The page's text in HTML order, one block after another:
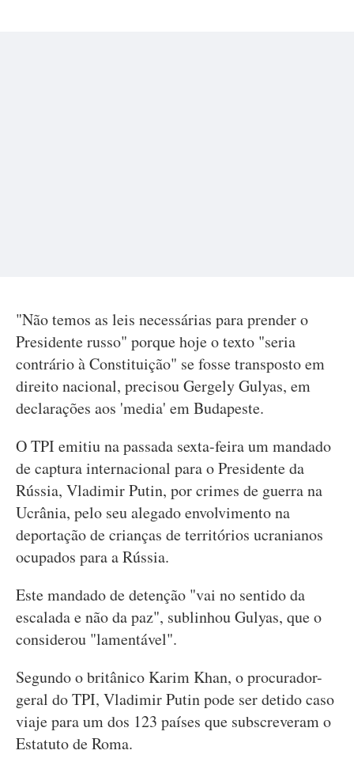
"Não temos as leis necessárias para prender o
Presidente russo" porque hoje o texto "seria
contrário à Constituição" se fosse transposto em
direito nacional, precisou Gergely Gulyas, em
declarações aos 'media' em Budapeste.
O TPI emitiu na passada sexta-feira um mandado
de captura internacional para o Presidente da
Rússia, Vladimir Putin, por crimes de guerra na
Ucrânia, pelo seu alegado envolvimento na
deportação de crianças de territórios ucranianos
ocupados para a Rússia.
Este mandado de detenção "vai no sentido da
escalada e não da paz", sublinhou Gulyas, que o
considerou "lamentável".
Segundo o britânico Karim Khan, o procurador-
geral do TPI, Vladimir Putin pode ser detido caso
viaje para um dos 123 países que subscreveram o
Estatuto de Roma.